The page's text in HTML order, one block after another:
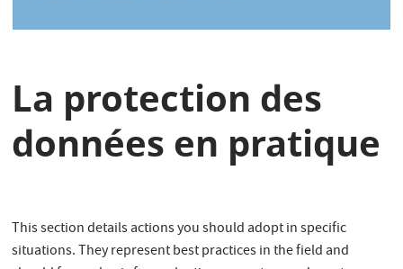
La protection des
données en pratique
This section details actions you should adopt in specific
situations. They represent best practices in the field and